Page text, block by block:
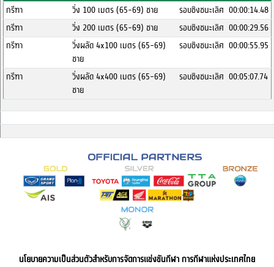
กรีฑา
วิ่ง 100 เมตร (65-69) ชาย รอบชิงชนะเลิศ 00:00:14.48
กรีฑา
วิ่ง 200 เมตร (65-69) ชาย รอบชิงชนะเลิศ 00:00:29.56
กรีฑา
วิ่งผลัด 4x100 เมตร (65-69)
ชาย
รอบชิงชนะเลิศ 00:00:55.95
กรีฑา
วิ่งผลัด 4x400 เมตร (65-69)
ชาย
รอบชิงชนะเลิศ 00:05:07.74
นโยบายความเป็นส่วนตัวสำหรับการจัดการแข่งขันกีฬา การกีฬาแห่งประเทศไทย